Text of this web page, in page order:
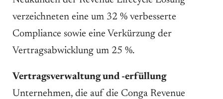
verzeichneten eine um 32 % verbesserte
Compliance sowie eine Verkürzung der
Vertragsabwicklung um 25 %.
Vertragsverwaltung und -erfüllung
Unternehmen, die auf die Conga Revenue